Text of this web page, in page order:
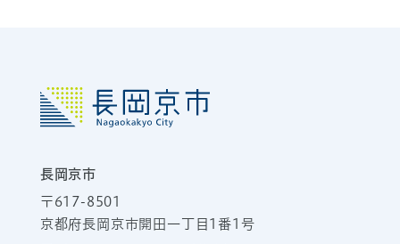
長岡京市
〒617-8501
京都府長岡京市開田一丁目1番1号